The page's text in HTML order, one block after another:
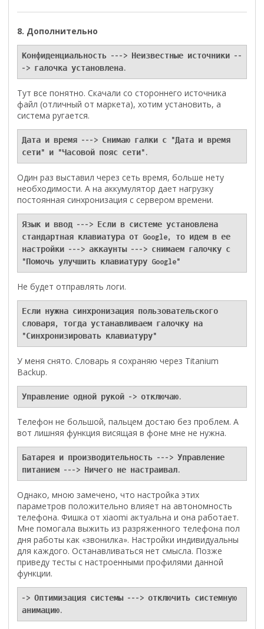
8. Дополнительно
Конфиденциальность ---> Неизвестные источники --
-> галочка установлена.
Тут все понятно. Скачали со стороннего источника
файл (отличный от маркета), хотим установить, а
система ругается.
Дата и время ---> Снимаю галки с "Дата и время
сети" и "Часовой пояс сети".
Один раз выставил через сеть время, больше нету
необходимости. А на аккумулятор дает нагрузку
постоянная синхронизация с сервером времени.
Язык и ввод ---> Если в системе установлена
стандартная клавиатура от Google, то идем в ее
настройки ---> аккаунты ---> снимаем галочку с
"Помочь улучшить клавиатуру Google"
Не будет отправлять логи.
Если нужна синхронизация пользовательского
словаря, тогда устанавливаем галочку на
"Синхронизировать клавиатуру"
У меня снято. Словарь я сохраняю через Titanium
Backup.
Управление одной рукой -> отключаю.
Телефон не большой, пальцем достаю без проблем. А
вот лишняя функция висящая в фоне мне не нужна.
Батарея и производительность ---> Управление
питанием ---> Ничего не настраивал.
Однако, мною замечено, что настройка этих
параметров положительно влияет на автономность
телефона. Фишка от xiaomi актуальна и она работает.
Мне помогала выжить из разряженного телефона пол
дня работы как «звонилка». Настройки индивидуальны
для каждого. Останавливаться нет смысла. Позже
приведу тесты с настроенными профилями данной
функции.
-> Оптимизация системы ---> отключить системную
анимацию.